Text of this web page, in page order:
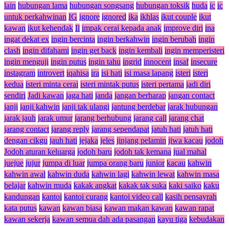
lain hubungan lama hubungan songsang hubungan toksik huda ic ic
untuk perkahwinan IG ignore ignored ika ikhlas ikut couple ikut
kawan ikut kehendak Il impak cerai kepada anak improve diri ina
ingat dekat ex ingin bercinta ingin berkahwin ingin berubah ingin
clash ingin difahami ingin get back ingin kembali ingin memperisteri
ingin menguji ingin putus ingin tahu ingrid innocent insaf insecure
instagram introvert iqahisa ira isi hati isi masa lapang isteri isteri
kedua isteri minta cerai isteri mintak putus isteri pertama jadi diri
sendiri Jadi kawan jaga hati janda jangan berharap jangan contact
janji janji kahwin janji tak ulangi jantung berdebar jarak hubungan
jarak jauh jarak umur jarang berhubung jarang call jarang chat
jarang contact jarang reply jarang sependapat jatuh hati jatuh hati
dengan cikgu jauh hati jejaka jeles jinjang pelamin jiwa kacau jodoh
Jodoh aturan keluarga jodoh baru jodoh tak kemana jual mahal
juejue jujur jumpa di luar jumpa orang baru junior kacau kahwin
kahwin awal kahwin duda kahwin lagi kahwin lewat kahwin masa
belajar kahwin muda kakak angkat kakak tak suka kaki saiko kaku
kandungan kantoi kantoi curang kantoi video call kasih pensayrah
kata putus kawan kawan biasa kawan makan kawan kawan rapat
kawan sekerja kawan semua dah ada pasangan kayu tiga kebudakan